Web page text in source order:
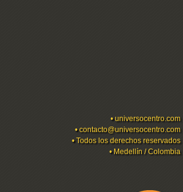
•universocentro.com
•contacto@universocentro.com
• Todos los derechos reservados
• Medellín / Colombia